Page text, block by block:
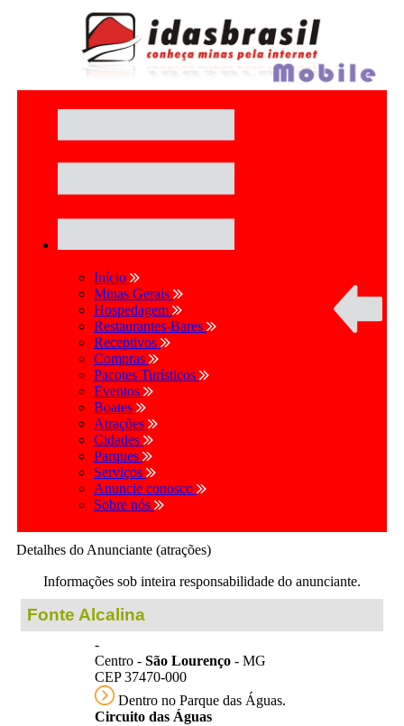
Início
Minas Gerais
Hospedagem
Restaurantes-Bares
Receptivos
Compras
Pacotes Turísticos
Eventos
Boates
Atrações
Cidades
Parques
Serviços
Anuncie conosco
Sobre nós
Detalhes do Anunciante (atrações)
Informações sob inteira responsabilidade do anunciante.
Fonte Alcalina
-
Centro - São Lourenço - MG
CEP 37470-000
Dentro no Parque das Águas.
Circuito das Águas